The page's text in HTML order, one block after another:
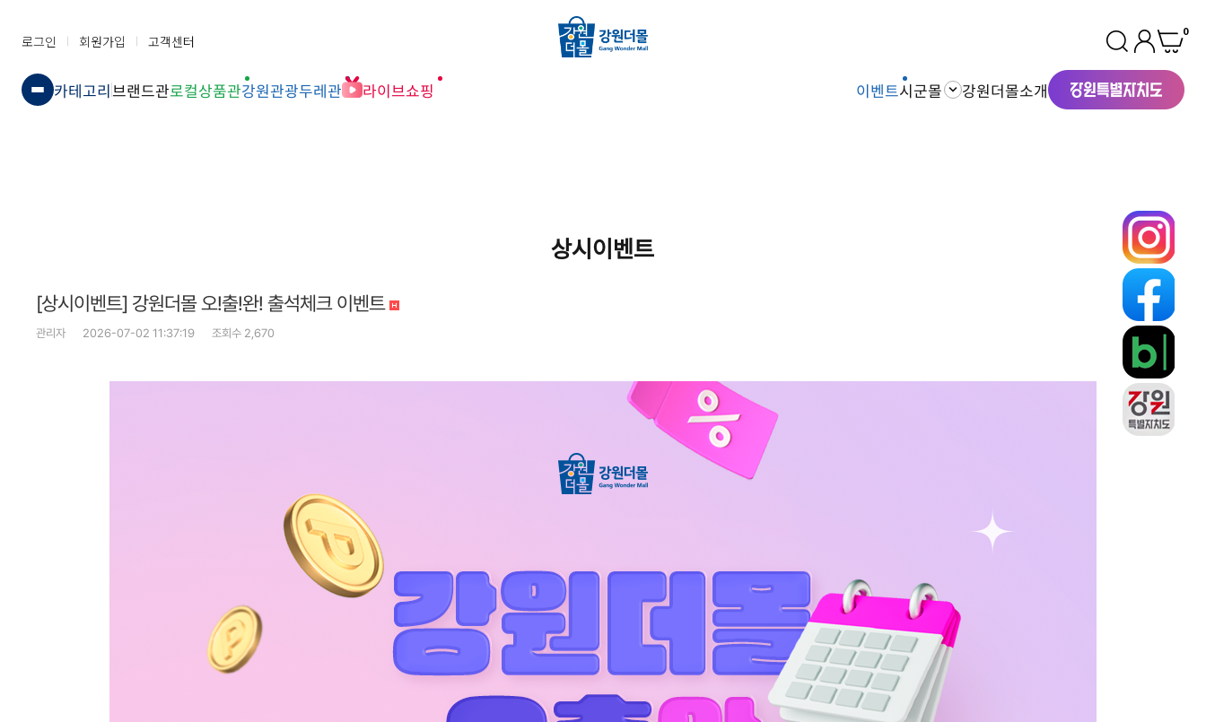
로그인 회원가입 고객센터
0
카테고리브랜드관로컬상품관강원관광두레관 라이브쇼핑 이벤트시군몰 강원더몰소개
상시이벤트
[상시이벤트] 강원더몰 오!출!완! 출석체크 이벤트
관리자 2026-07-02 11:37:19 조회수 2,670